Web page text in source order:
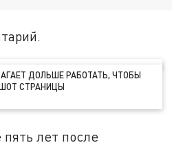
ДОЛЬШЕ РАБОТАТЬ, ЧТОБЫ
СТРАНИЦЫ
лет после